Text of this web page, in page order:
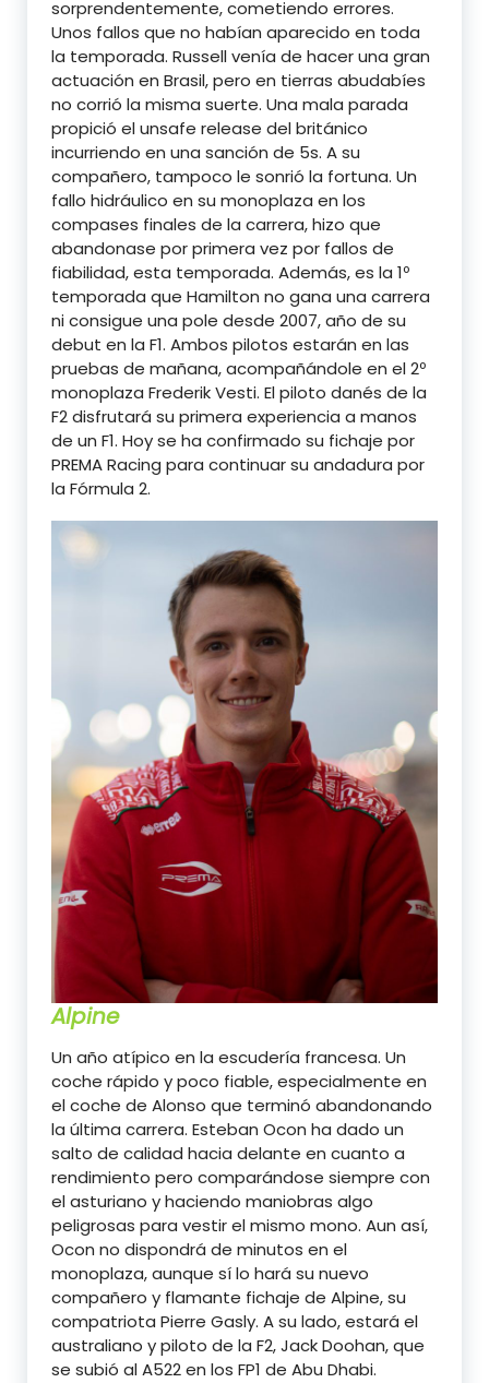
sorprendentemente, cometiendo errores.
Unos fallos que no habían aparecido en toda
la temporada. Russell venía de hacer una gran
actuación en Brasil, pero en tierras abudabíes
no corrió la misma suerte. Una mala parada
propició el unsafe release del británico
incurriendo en una sanción de 5s. A su
compañero, tampoco le sonrió la fortuna. Un
fallo hidráulico en su monoplaza en los
compases finales de la carrera, hizo que
abandonase por primera vez por fallos de
fiabilidad, esta temporada. Además, es la 1º
temporada que Hamilton no gana una carrera
ni consigue una pole desde 2007, año de su
debut en la F1. Ambos pilotos estarán en las
pruebas de mañana, acompañándole en el 2º
monoplaza Frederik Vesti. El piloto danés de la
F2 disfrutará su primera experiencia a manos
de un F1. Hoy se ha confirmado su fichaje por
PREMA Racing para continuar su andadura por
la Fórmula 2.
Alpine
Un año atípico en la escudería francesa. Un
coche rápido y poco fiable, especialmente en
el coche de Alonso que terminó abandonando
la última carrera. Esteban Ocon ha dado un
salto de calidad hacia delante en cuanto a
rendimiento pero comparándose siempre con
el asturiano y haciendo maniobras algo
peligrosas para vestir el mismo mono. Aun así,
Ocon no dispondrá de minutos en el
monoplaza, aunque sí lo hará su nuevo
compañero y flamante fichaje de Alpine, su
compatriota Pierre Gasly. A su lado, estará el
australiano y piloto de la F2, Jack Doohan, que
se subió al A522 en los FP1 de Abu Dhabi.